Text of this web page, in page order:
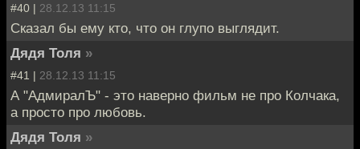
#40 | 28.12.13 11:15
Сказал бы ему кто, что он глупо выглядит.
Дядя Толя »
#41 | 28.12.13 11:15
А "АдмиралЪ" - это наверно фильм не про Колчака,
а просто про любовь.
Дядя Толя »